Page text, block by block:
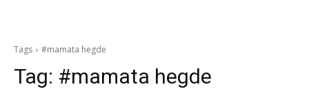
Tags #mamata hegde
Tag: #mamata hegde